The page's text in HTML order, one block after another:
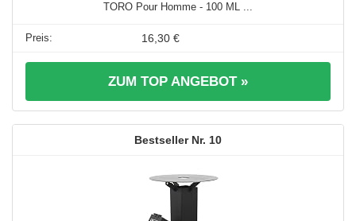
TORO Pour Homme - 100 ML ...
16,30 €
ZUM TOP ANGEBOT »
10